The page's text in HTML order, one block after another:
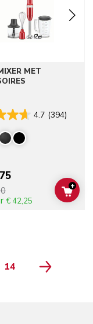
MET
4.7 (394)
€ 42,25
ADD
+
PAGE
14